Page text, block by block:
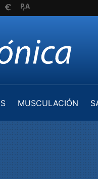
MUSCULACIÓN